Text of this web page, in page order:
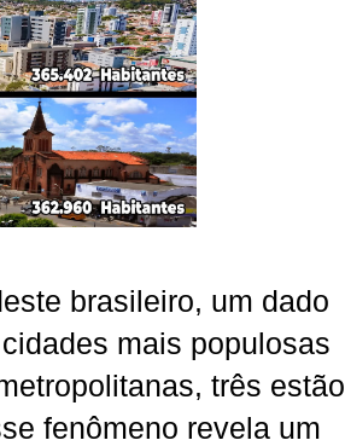
brasileiro, um dado
mais populosas
três estão
fenômeno revela um